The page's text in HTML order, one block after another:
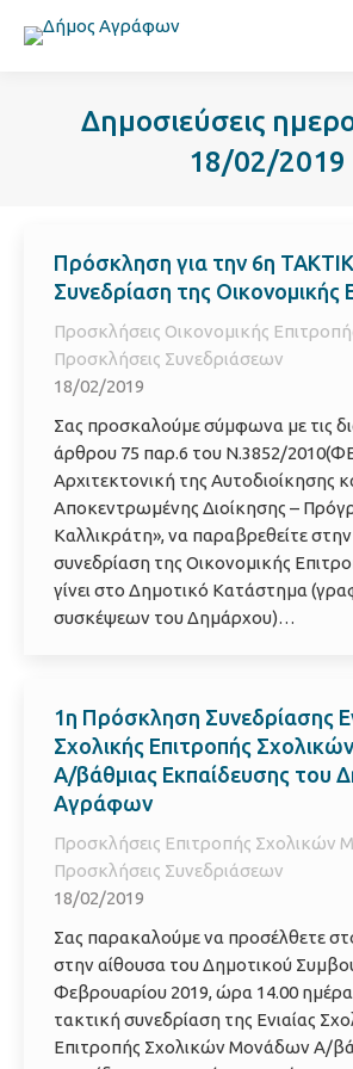
Δημοσιεύσεις
18/02/2019
Πρόσκληση για την 6η
Συνεδρίαση της Οικονομικής
Προσκλήσεις Οικονομικής
Προσκλήσεις Συνεδριάσεων
18/02/2019
Σας προσκαλούμε σύμφωνα με τις
άρθρου 75 παρ.6 του Ν.3852/
Αρχιτεκτονική της Αυτοδιοίκησης
Αποκεντρωμένης Διοίκησης –
Καλλικράτη», να παραβρεθείτε
συνεδρίαση της Οικονομικής
γίνει στο Δημοτικό Κατάστημα
συσκέψεων του Δημάρχου)…
1η Πρόσκληση Συνεδρίασης
Σχολικής Επιτροπής
Α/βάθμιας Εκπαίδευσης του
Αγράφων
Προσκλήσεις Επιτροπής Σχολικών
Προσκλήσεις Συνεδριάσεων
18/02/2019
Σας παρακαλούμε να προσέλθετε
στην αίθουσα του Δημοτικού
Φεβρουαρίου 2019, ώρα 14.00
τακτική συνεδρίαση της Ενιαίας
Επιτροπής Σχολικών Μονάδων Α/